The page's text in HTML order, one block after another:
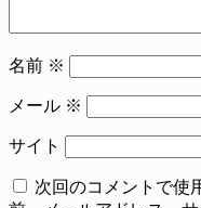
名前 ※
メール ※
サイト
次回のコメントで使